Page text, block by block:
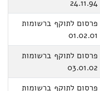
24.11.94
פרסום לתוקף ברשומות
01.02.01
פרסום לתוקף ברשומות
03.01.02
פרסום לתוקף ברשומות